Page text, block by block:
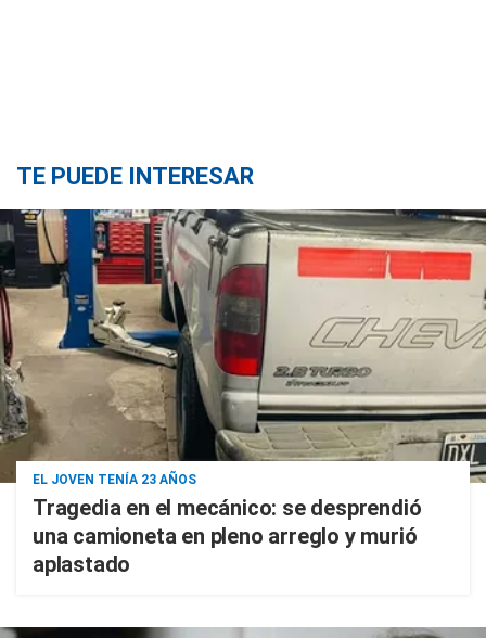
TE PUEDE INTERESAR
EL JOVEN TENÍA 23 AÑOS
Tragedia en el mecánico: se desprendió
una camioneta en pleno arreglo y murió
aplastado